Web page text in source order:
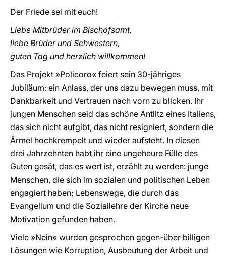
Der Friede sei mit euch!
Liebe Mitbrüder im Bischofsamt,
liebe Brüder und Schwestern,
guten Tag und herzlich willkommen!
Das Projekt »Policoro« feiert sein 30-jähriges
Jubiläum: ein Anlass, der uns dazu bewegen muss, mit
Dankbarkeit und Vertrauen nach vorn zu blicken. Ihr
jungen Menschen seid das schöne Antlitz eines Italiens,
das sich nicht aufgibt, das nicht resigniert, sondern die
Ärmel hochkrempelt und wieder aufsteht. In diesen
drei Jahrzehnten habt ihr eine ungeheure Fülle des
Guten gesät, das es wert ist, erzählt zu werden: junge
Menschen, die sich im sozialen und politischen Leben
engagiert haben; Lebenswege, die durch das
Evangelium und die Soziallehre der Kirche neue
Motivation gefunden haben.
Viele »Nein« wurden gesprochen gegen-über billigen
Lösungen wie Korruption, Ausbeutung der Arbeit und